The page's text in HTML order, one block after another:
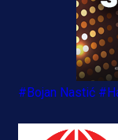
#Bojan Nastić